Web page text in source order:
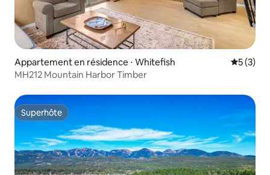
Appartement en résidence ⋅ Whitefish
5 (3)
MH212 Mountain Harbor Timber
Superhôte
Superhôte